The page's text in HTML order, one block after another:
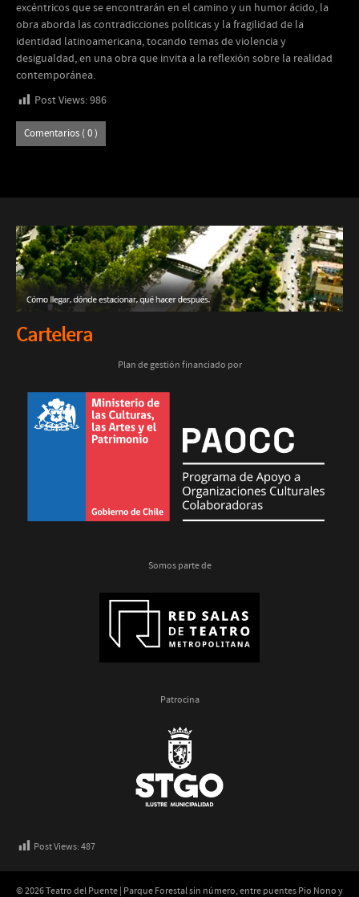
excéntricos que se encontrarán en el camino y un humor ácido, la
obra aborda las contradicciones políticas y la fragilidad de la
identidad latinoamericana, tocando temas de violencia y
desigualdad, en una obra que invita a la reflexión sobre la realidad
contemporánea.
Post Views:986
Comentarios ( 0 )
Cartelera
Plan de gestión financiado por
Somos parte de
Patrocina
Post Views:487
© 2026 Teatro del Puente | Parque Forestal sin número, entre puentes Pio Nono y